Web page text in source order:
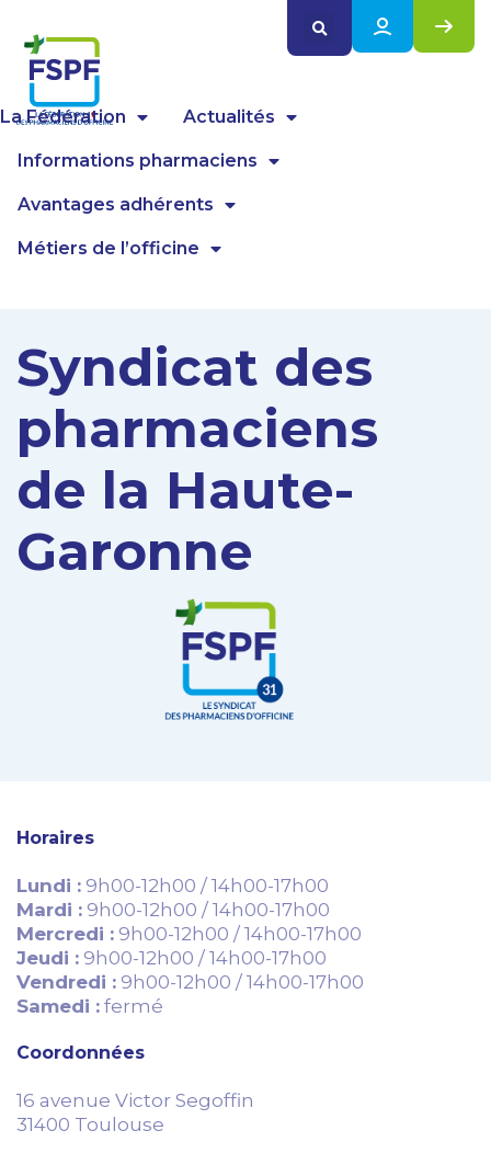
La Fédération Actualités
Informations pharmaciens
Avantages adhérents
Métiers de l’officine
Syndicat des
pharmaciens
de la Haute-
Garonne
Horaires
Lundi : 9h00-12h00 / 14h00-17h00
Mardi : 9h00-12h00 / 14h00-17h00
Mercredi : 9h00-12h00 / 14h00-17h00
Jeudi : 9h00-12h00 / 14h00-17h00
Vendredi : 9h00-12h00 / 14h00-17h00
Samedi : fermé
Coordonnées
16 avenue Victor Segoffin
31400 Toulouse